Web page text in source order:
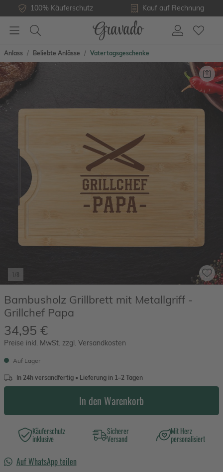
100% Käuferschutz Kauf auf Rechnung
Anlass Beliebte Anlässe Vatertagsgeschenke
1/8
Bambusholz Grillbrett mit Metallgriff -
Grillchef Papa
34,95 €
Preise inkl. MwSt. zzgl. Versandkosten
Auf Lager
In 24h versandfertig • Lieferung in 1–2 Tagen
In den Warenkorb
Käuferschutz
inklusive
Sicherer
Versand
Mit Herz
personalisiert
Auf WhatsApp teilen